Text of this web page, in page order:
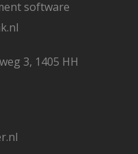
software
3, 1405 HH